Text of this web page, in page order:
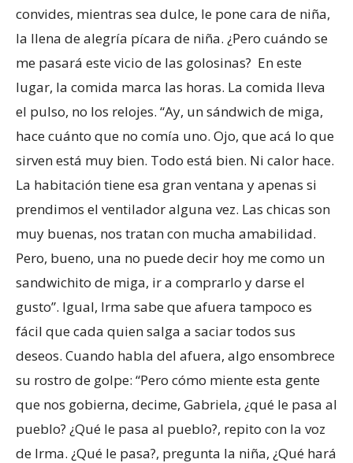
convides, mientras sea dulce, le pone cara de niña,
la llena de alegría pícara de niña. ¿Pero cuándo se
me pasará este vicio de las golosinas? En este
lugar, la comida marca las horas. La comida lleva
el pulso, no los relojes. “Ay, un sándwich de miga,
hace cuánto que no comía uno. Ojo, que acá lo que
sirven está muy bien. Todo está bien. Ni calor hace.
La habitación tiene esa gran ventana y apenas si
prendimos el ventilador alguna vez. Las chicas son
muy buenas, nos tratan con mucha amabilidad.
Pero, bueno, una no puede decir hoy me como un
sandwichito de miga, ir a comprarlo y darse el
gusto”. Igual, Irma sabe que afuera tampoco es
fácil que cada quien salga a saciar todos sus
deseos. Cuando habla del afuera, algo ensombrece
su rostro de golpe: “Pero cómo miente esta gente
que nos gobierna, decime, Gabriela, ¿qué le pasa al
pueblo? ¿Qué le pasa al pueblo?, repito con la voz
de Irma. ¿Qué le pasa?, pregunta la niña, ¿Qué hará